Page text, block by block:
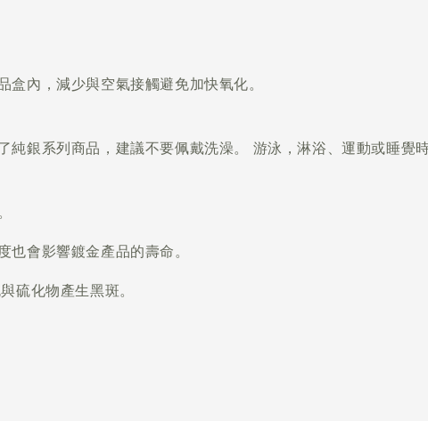
內，減少與空氣接觸避免加快氧化。
銀系列商品，建議不要佩戴洗澡。 游泳，淋浴、運動或睡覺
酸度也會影響鍍金產品的壽命。
硫化物產生黑斑。